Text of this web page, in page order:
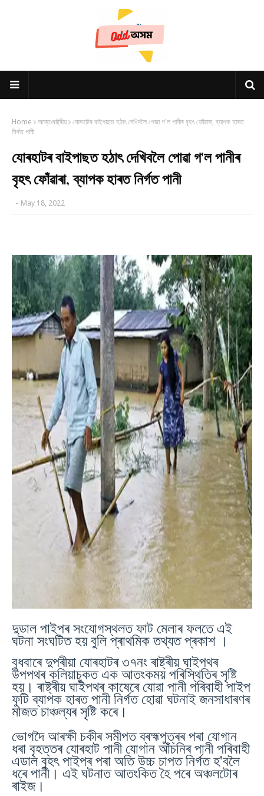
Home আন্তঃৰাষ্ট্ৰীয় যোৰহাটৰ বাইপাছত হঠাৎ দেখিবলৈ পোৱা গ'ল পানীৰ বৃহৎ ফোঁৱাৰা, ব্যাপক হাৰত
নিৰ্গত পানী
যোৰহাটৰ বাইপাছত হঠাৎ দেখিবলৈ পোৱা গ'ল পানীৰ
বৃহৎ ফোঁৱাৰা, ব্যাপক হাৰত নিৰ্গত পানী
- May 18, 2022
দুডাল পাইপৰ সংযোগস্থলত ফাট মেলাৰ ফলতে এই
ঘটনা সংঘটিত হয় বুলি প্ৰাথমিক তথ্যত প্ৰকাশ ।
বুধবাৰে দুপৰীয়া যোৰহাটৰ ৩৭নং ৰাষ্ট্ৰীয় ঘাইপথৰ
উপপথৰ কলিয়াচুকত এক আতংকময় পৰিস্থিতিৰ সৃষ্টি
হয়। ৰাষ্ট্ৰীয় ঘাইপথৰ কাষেৰে যোৱা পানী পৰিবাহী পাইপ
ফুটি ব্যাপক হাৰত পানী নিৰ্গত হোৱা ঘটনাই জনসাধাৰণৰ
মাজত চাঞ্চল্যৰ সৃষ্টি কৰে।
ভোগদৈ আৰক্ষী চকীৰ সমীপত ব্ৰহ্মপুত্ৰৰ পৰা যোগান
ধৰা বৃহত্তৰ যোৰহাট পানী যোগান আঁচনিৰ পানী পৰিবাহী
এডাল বৃহৎ পাইপৰ পৰা অতি উচ্চ চাপত নিৰ্গত হ'বলৈ
ধৰে পানী। এই ঘটনাত আতংকিত হৈ পৰে অঞ্চলটোৰ
ৰাইজ।